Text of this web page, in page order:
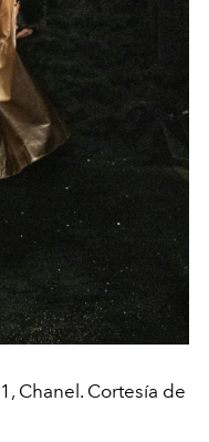
Chanel. Cortesía de